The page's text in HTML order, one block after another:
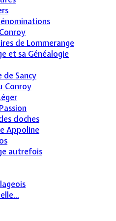
de Lommerange
et sa Généalogie
de Sancy
Conroy
cloches
Appoline
autrefois